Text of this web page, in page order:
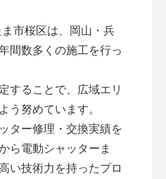
市桜区は、岡山・兵
間数多くの施工を行っ
することで、広域エリ
う努めています。
ター修理・交換実績を
ら電動シャッターま
い技術力を持ったプロ